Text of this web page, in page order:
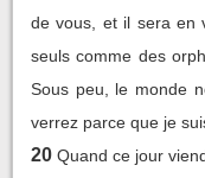
de vous, et il sera en
seuls comme des
Sous peu, le monde
verrez parce que je
20 Quand ce jour